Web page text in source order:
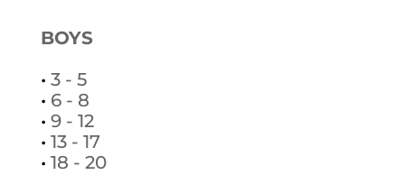
BOYS
• 3 - 5
• 6 - 8
• 9 - 12
• 13 - 17
• 18 - 20